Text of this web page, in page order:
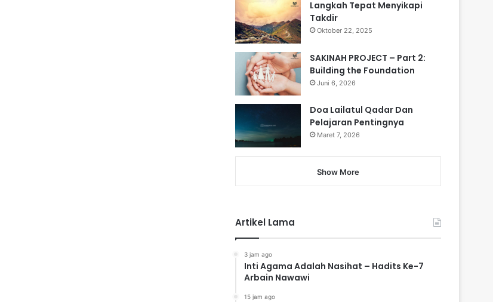
Langkah Tepat Menyikapi
Takdir
Oktober 22, 2025
SAKINAH PROJECT – Part 2:
Building the Foundation
Juni 6, 2026
Doa Lailatul Qadar Dan
Pelajaran Pentingnya
Maret 7, 2026
Show More
Artikel Lama
3 jam ago
Inti Agama Adalah Nasihat – Hadits Ke-7
Arbain Nawawi
15 jam ago